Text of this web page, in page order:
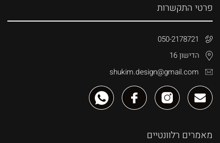
מאמרים רלוונטיים
פרטי התקשרות
050-2178721
הדישון 16
shukim.design@gmail.com